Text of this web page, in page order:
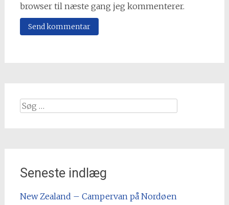
browser til næste gang jeg kommenterer.
Søg
Seneste indlæg
New Zealand – Campervan på Nordøen